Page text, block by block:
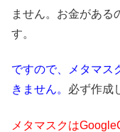
ません。お金がある
す。
ですので、メタマス
きません。 必ず作成
メタマスクは